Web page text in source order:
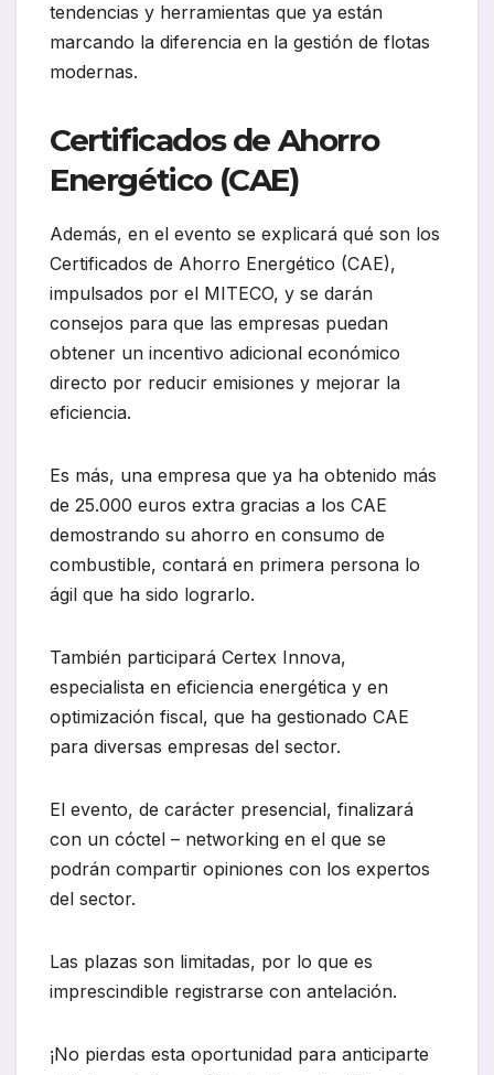
tendencias y herramientas que ya están
marcando la diferencia en la gestión de flotas
modernas.
Certificados de Ahorro
Energético (CAE)
Además, en el evento se explicará qué son los
Certificados de Ahorro Energético (CAE),
impulsados por el MITECO, y se darán
consejos para que las empresas puedan
obtener un incentivo adicional económico
directo por reducir emisiones y mejorar la
eficiencia.
Es más, una empresa que ya ha obtenido más
de 25.000 euros extra gracias a los CAE
demostrando su ahorro en consumo de
combustible, contará en primera persona lo
ágil que ha sido lograrlo.
También participará Certex Innova,
especialista en eficiencia energética y en
optimización fiscal, que ha gestionado CAE
para diversas empresas del sector.
El evento, de carácter presencial, finalizará
con un cóctel – networking en el que se
podrán compartir opiniones con los expertos
del sector.
Las plazas son limitadas, por lo que es
imprescindible registrarse con antelación.
¡No pierdas esta oportunidad para anticiparte